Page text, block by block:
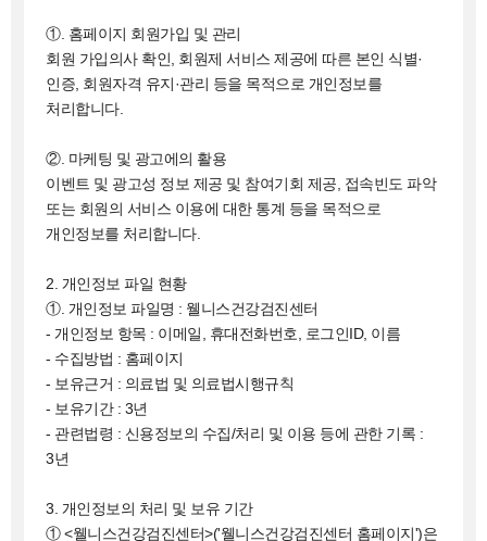
①. 홈페이지 회원가입 및 관리
회원 가입의사 확인, 회원제 서비스 제공에 따른 본인 식별·
인증, 회원자격 유지·관리 등을 목적으로 개인정보를
처리합니다.
②. 마케팅 및 광고에의 활용
이벤트 및 광고성 정보 제공 및 참여기회 제공, 접속빈도 파악
또는 회원의 서비스 이용에 대한 통계 등을 목적으로
개인정보를 처리합니다.
2. 개인정보 파일 현황
①. 개인정보 파일명 : 웰니스건강검진센터
- 개인정보 항목 : 이메일, 휴대전화번호, 로그인ID, 이름
- 수집방법 : 홈페이지
- 보유근거 : 의료법 및 의료법시행규칙
- 보유기간 : 3년
- 관련법령 : 신용정보의 수집/처리 및 이용 등에 관한 기록 :
3년
3. 개인정보의 처리 및 보유 기간
① <웰니스건강검진센터>('웰니스건강검진센터 홈페이지')은